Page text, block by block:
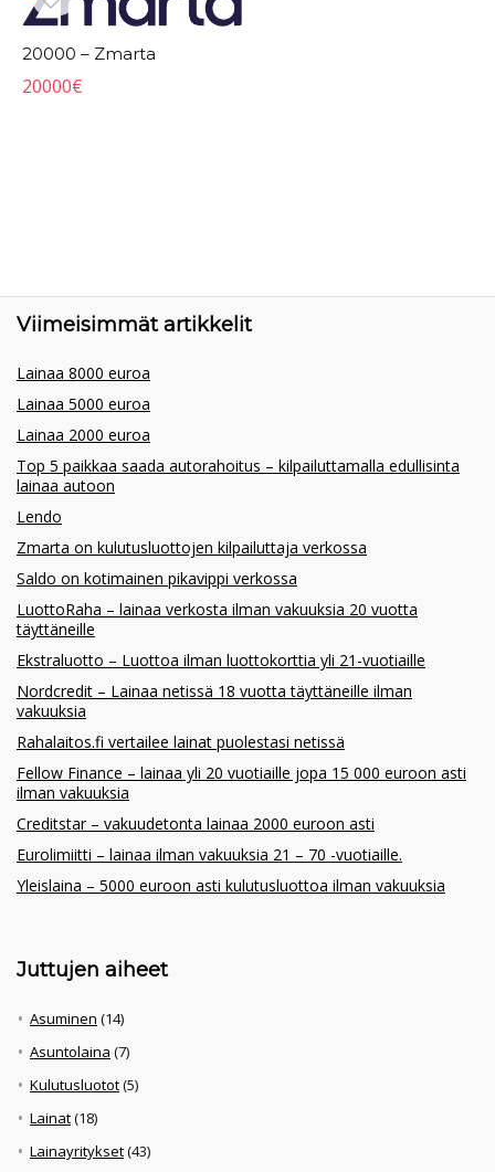
20000 – Zmarta
20000€
Viimeisimmät artikkelit
Lainaa 8000 euroa
Lainaa 5000 euroa
Lainaa 2000 euroa
Top 5 paikkaa saada autorahoitus – kilpailuttamalla edullisinta
lainaa autoon
Lendo
Zmarta on kulutusluottojen kilpailuttaja verkossa
Saldo on kotimainen pikavippi verkossa
LuottoRaha – lainaa verkosta ilman vakuuksia 20 vuotta
täyttäneille
Ekstraluotto – Luottoa ilman luottokorttia yli 21-vuotiaille
Nordcredit – Lainaa netissä 18 vuotta täyttäneille ilman
vakuuksia
Rahalaitos.fi vertailee lainat puolestasi netissä
Fellow Finance – lainaa yli 20 vuotiaille jopa 15 000 euroon asti
ilman vakuuksia
Creditstar – vakuudetonta lainaa 2000 euroon asti
Eurolimiitti – lainaa ilman vakuuksia 21 – 70 -vuotiaille.
Yleislaina – 5000 euroon asti kulutusluottoa ilman vakuuksia
Juttujen aiheet
Asuminen (14)
Asuntolaina (7)
Kulutusluotot(5)
Lainat(18)
Lainayritykset(43)